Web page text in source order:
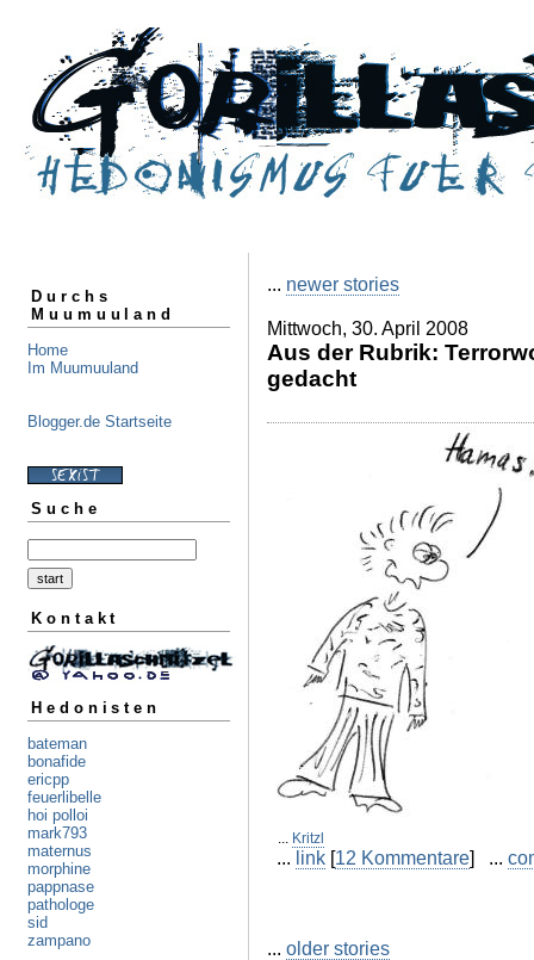
Durchs
Muumuuland
Home
Im Muumuuland
Blogger.de Startseite
Suche
Kontakt
Hedonisten
bateman
bonafide
ericpp
feuerlibelle
hoi polloi
mark793
maternus
morphine
pappnase
pathologe
sid
zampano
... newer stories
Mittwoch, 30. April 2008
Aus der Rubrik:
gedacht
... Kritzl
... link [12 Kommentare] ...
... older stories